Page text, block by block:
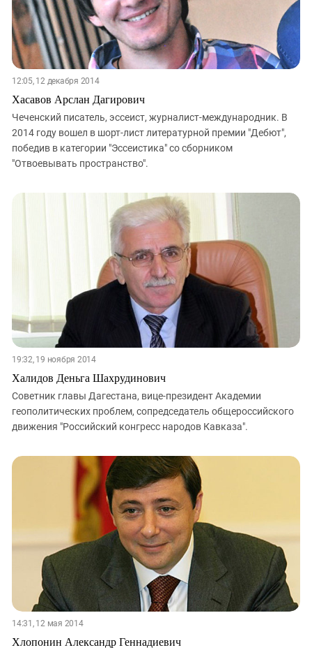
12:05, 12 декабря 2014
Хасавов Арслан Дагирович
Чеченский писатель, эссеист, журналист-международник. В
2014 году вошел в шорт-лист литературной премии "Дебют",
победив в категории "Эссеистика" со сборником
"Отвоевывать пространство".
19:32, 19 ноября 2014
Халидов Деньга Шахрудинович
Советник главы Дагестана, вице-президент Академии
геополитических проблем, сопредседатель общероссийского
движения "Российский конгресс народов Кавказа".
14:31, 12 мая 2014
Хлопонин Александр Геннадиевич